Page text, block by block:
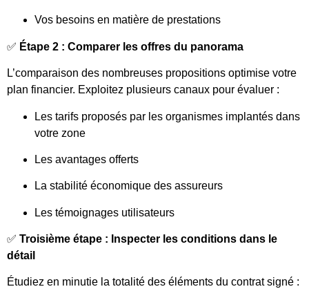
Vos besoins en matière de prestations
✅ Étape 2 : Comparer les offres du panorama
L’comparaison des nombreuses propositions optimise votre
plan financier. Exploitez plusieurs canaux pour évaluer :
Les tarifs proposés par les organismes implantés dans
votre zone
Les avantages offerts
La stabilité économique des assureurs
Les témoignages utilisateurs
✅ Troisième étape : Inspecter les conditions dans le
détail
Étudiez en minutie la totalité des éléments du contrat signé :